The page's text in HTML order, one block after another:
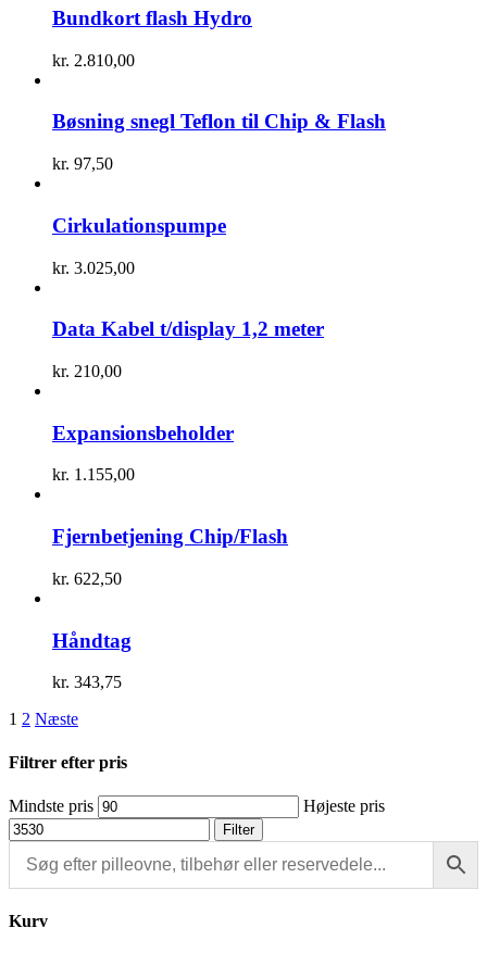
Bundkort flash Hydro
kr. 2.810,00
Bøsning snegl Teflon til Chip & Flash
kr. 97,50
Cirkulationspumpe
kr. 3.025,00
Data Kabel t/display 1,2 meter
kr. 210,00
Expansionsbeholder
kr. 1.155,00
Fjernbetjening Chip/Flash
kr. 622,50
Håndtag
kr. 343,75
1 2 Næste
Filtrer efter pris
Mindste pris Højeste pris
Filter
Kurv